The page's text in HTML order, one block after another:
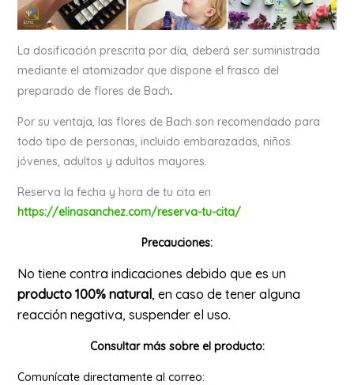
La dosificación prescrita por día, deberá ser suministrada
mediante el atomizador que dispone el frasco del
preparado de flores de Bach.
Por su ventaja, las flores de Bach son recomendado para
todo tipo de personas, incluido embarazadas, niños.
jóvenes, adultos y adultos mayores.
Reserva la fecha y hora de tu cita en
https://elinasanchez.com/reserva-tu-cita/
Precauciones:
No tiene contra indicaciones debido que es un
producto 100% natural, en caso de tener alguna
reacción negativa, suspender el uso.
Consultar más sobre el producto:
Comunícate directamente al correo: